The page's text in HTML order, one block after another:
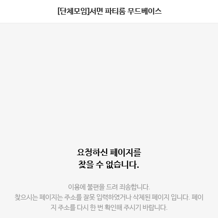
[단체모임]서면 파티룸 무드베이스
요청하신 페이지를
찾을 수 없습니다.
이용에 불편을 드려 죄송합니다.
찾으시는 페이지는 주소를 잘못 입력하였거나 삭제된 페이지 입니다. 페이
지 주소를 다시 한 번 확인해 주시기 바랍니다.